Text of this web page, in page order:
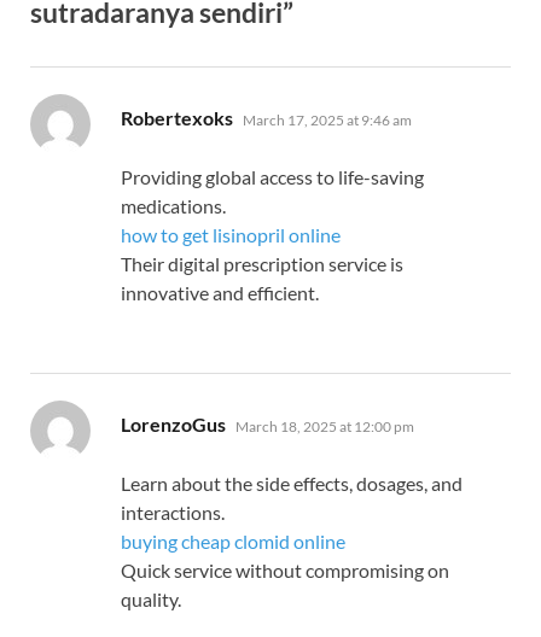
sutradaranya sendiri”
Robertexoks says:
March 17, 2025 at 9:46 am
Providing global access to life-saving
medications.
how to get lisinopril online
Their digital prescription service is
innovative and efficient.
LorenzoGus says:
March 18, 2025 at 12:00 pm
Learn about the side effects, dosages, and
interactions.
buying cheap clomid online
Quick service without compromising on
quality.